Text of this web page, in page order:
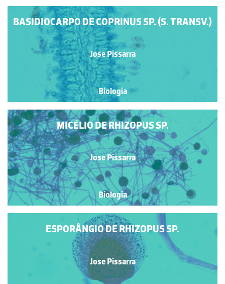
BASIDIOCARPO DE COPRINUS SP. (S. TRANSV.)
Jose Pissarra
Biologia
MICÉLIO DE RHIZOPUS SP.
Jose Pissarra
Biologia
ESPORÂNGIO DE RHIZOPUS SP.
Jose Pissarra